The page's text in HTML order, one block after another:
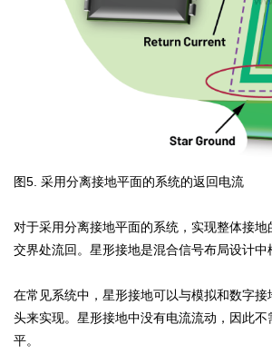
图5. 采用分离接地平面的系统的返回电流
对于采用分离接地平面的系统，实现整体接
交界处流回。星形接地是混合信号布局设计
在常见系统中，星形接地可以与模拟和数字
头来实现。星形接地中没有电流流动，因此
平。